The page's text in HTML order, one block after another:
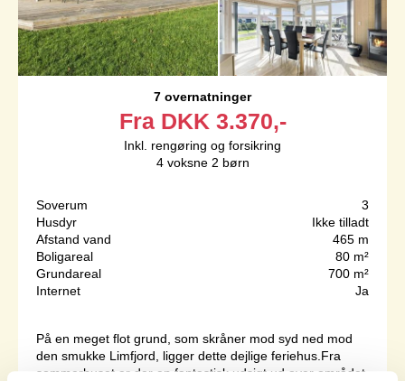
7 overnatninger
Fra DKK 3.370,-
Inkl. rengøring og forsikring
4 voksne 2 børn
Soverum
3
Husdyr
Ikke tilladt
Afstand vand
465 m
Boligareal
80 m²
Grundareal
700 m²
Internet
Ja
På en meget flot grund, som skråner mod syd ned mod
den smukke Limfjord, ligger dette dejlige feriehus.Fra
sommerhuset er der en fantastisk udsigt ud over området